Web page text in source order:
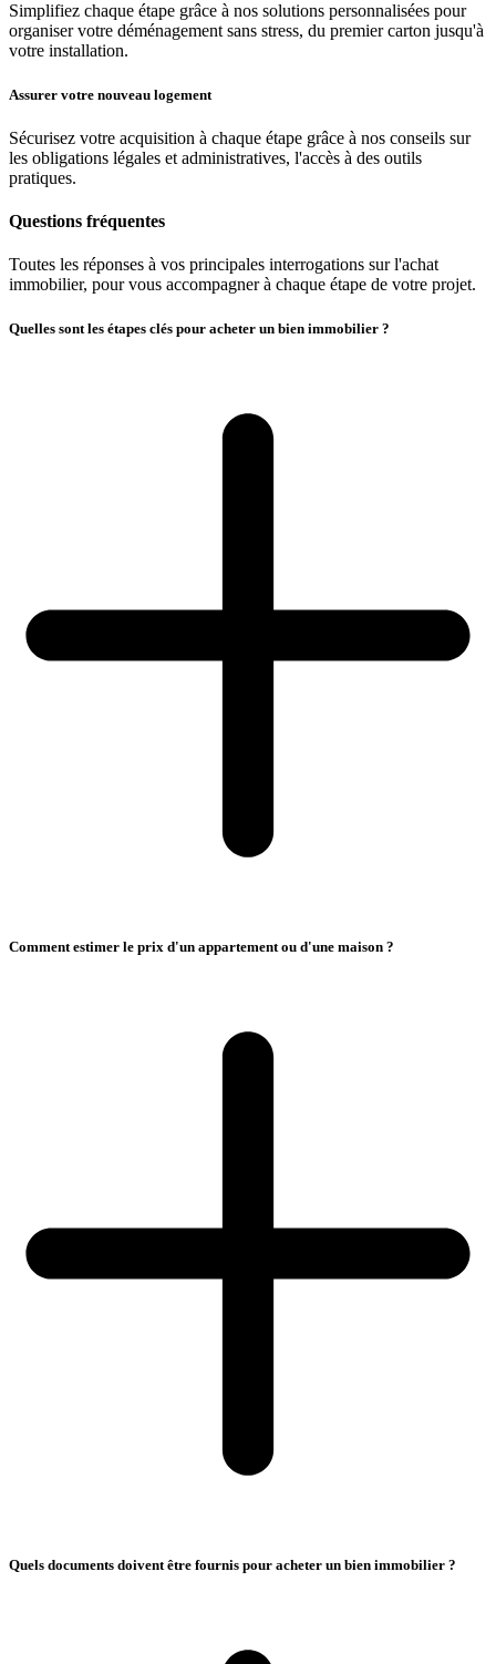
Simplifiez chaque étape grâce à nos solutions personnalisées pour
organiser votre déménagement sans stress, du premier carton jusqu'à
votre installation.
Assurer votre nouveau logement
Sécurisez votre acquisition à chaque étape grâce à nos conseils sur
les obligations légales et administratives, l'accès à des outils
pratiques.
Questions fréquentes
Toutes les réponses à vos principales interrogations sur l'achat
immobilier, pour vous accompagner à chaque étape de votre projet.
Quelles sont les étapes clés pour acheter un bien immobilier ?
Comment estimer le prix d'un appartement ou d'une maison ?
Quels documents doivent être fournis pour acheter un bien immobilier ?